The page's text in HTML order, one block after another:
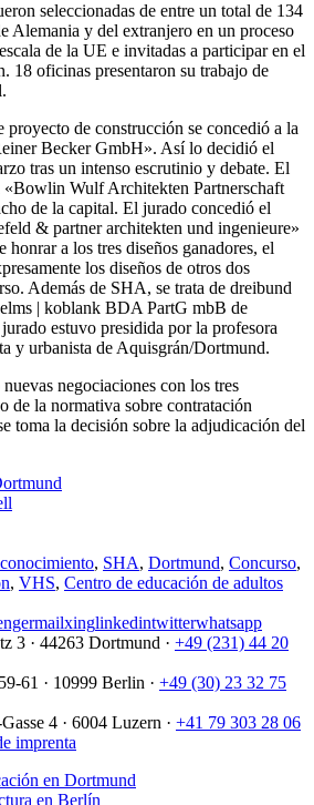
seleccionadas de entre un total de 134
Alemania y del extranjero en un proceso
de la UE e invitadas a participar en el
18 oficinas presentaron su trabajo de
de construcción se concedió a la
Becker GmbH». Así lo decidió el
tras un intenso escrutinio y debate. El
«Bowlin Wulf Architekten Partnerschaft
de la capital. El jurado concedió el
& partner architekten und ingenieure»
a los tres diseños ganadores, el
los diseños de otros dos
Además de SHA, se trata de dreibund
| koblank BDA PartG mbB de
estuvo presidida por la profesora
y urbanista de Aquisgrán/Dortmund.
negociaciones con los tres
de la normativa sobre contratación
toma la decisión sobre la adjudicación del
, SHA, Dortmund, Concurso,
, VHS, Centro de educación de adultos
mailxinglinkedintwitterwhatsapp
3 · 44263 Dortmund · +49 (231) 44 20
61 · 10999 Berlin · +49 (30) 23 32 75
4 · 6004 Luzern · +41 79 303 28 06
imprenta
en Dortmund
en Berlín